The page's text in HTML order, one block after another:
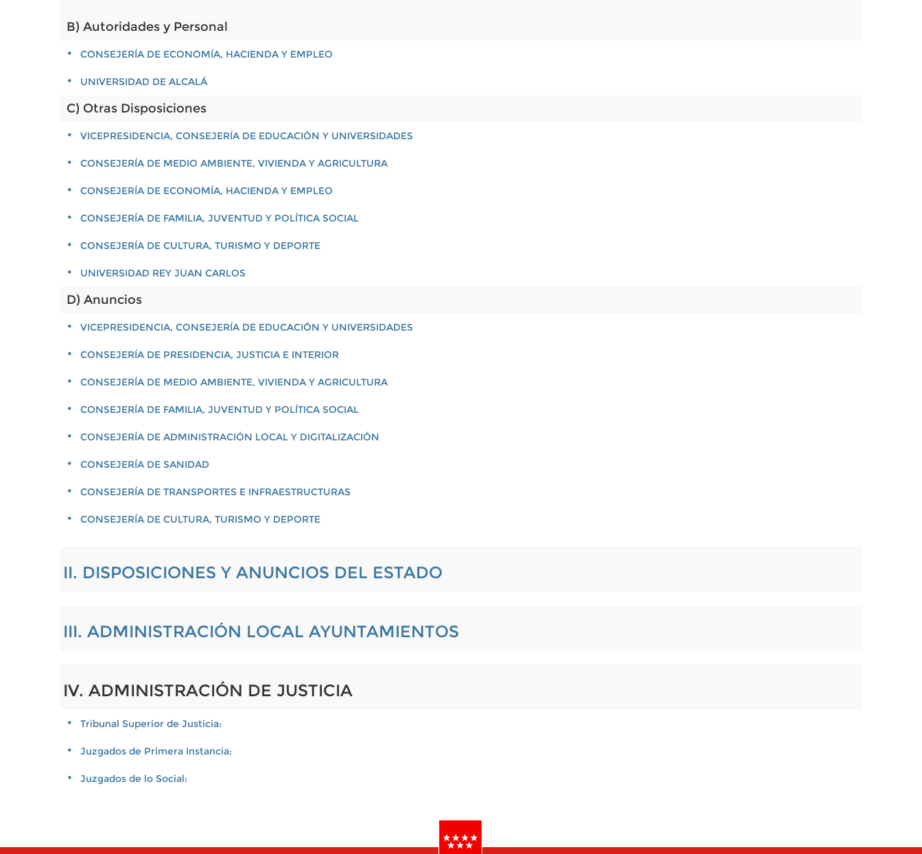
B) Autoridades y Personal
CONSEJERÍA DE ECONOMÍA, HACIENDA Y EMPLEO
UNIVERSIDAD DE ALCALÁ
C) Otras Disposiciones
VICEPRESIDENCIA, CONSEJERÍA DE EDUCACIÓN Y UNIVERSIDADES
CONSEJERÍA DE MEDIO AMBIENTE, VIVIENDA Y AGRICULTURA
CONSEJERÍA DE ECONOMÍA, HACIENDA Y EMPLEO
CONSEJERÍA DE FAMILIA, JUVENTUD Y POLÍTICA SOCIAL
CONSEJERÍA DE CULTURA, TURISMO Y DEPORTE
UNIVERSIDAD REY JUAN CARLOS
D) Anuncios
VICEPRESIDENCIA, CONSEJERÍA DE EDUCACIÓN Y UNIVERSIDADES
CONSEJERÍA DE PRESIDENCIA, JUSTICIA E INTERIOR
CONSEJERÍA DE MEDIO AMBIENTE, VIVIENDA Y AGRICULTURA
CONSEJERÍA DE FAMILIA, JUVENTUD Y POLÍTICA SOCIAL
CONSEJERÍA DE ADMINISTRACIÓN LOCAL Y DIGITALIZACIÓN
CONSEJERÍA DE SANIDAD
CONSEJERÍA DE TRANSPORTES E INFRAESTRUCTURAS
CONSEJERÍA DE CULTURA, TURISMO Y DEPORTE
II. DISPOSICIONES Y ANUNCIOS DEL ESTADO
III. ADMINISTRACIÓN LOCAL AYUNTAMIENTOS
IV. ADMINISTRACIÓN DE JUSTICIA
Tribunal Superior de Justicia:
Juzgados de Primera Instancia:
Juzgados de lo Social: